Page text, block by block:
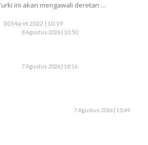
ini akan mengawali deretan ...
30 Maret 2022 | 10:19
8 Agustus 2026 | 10:50
7 Agustus 2026 | 18:16
7 Agustus 2026 | 15:49